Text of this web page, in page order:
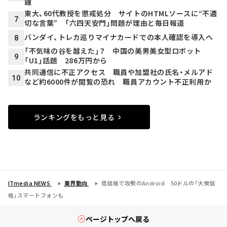
7
東大、60代教授を懲戒処分 サイトのHTMLソースに“不適
切な言葉” 「六四天安門」問題が理由と毎日報道
8 バンダイ、トレカ巡りマイナカードでの本人確認を導入へ
9
「不気味の谷を越えた」？ 中国の美男美女型ロボット
「U1」話題 286万円から
10
共同通信に不正アクセス 職員や加盟社の氏名・メルアド
など約6000件が閲覧の恐れ 職員アカウント不正利用か
ランキングをもっと見る
ITmedia NEWS 業界動向
低価格で攻勢のAndroid 50ドルの「大衆価
格」スマートフォンも
ページトップへ戻る